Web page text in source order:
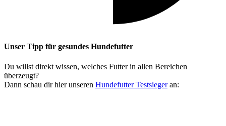
Unser Tipp für gesundes Hundefutter
Du willst direkt wissen, welches Futter in allen Bereichen
überzeugt?
Dann schau dir hier unseren Hundefutter Testsiegeran: